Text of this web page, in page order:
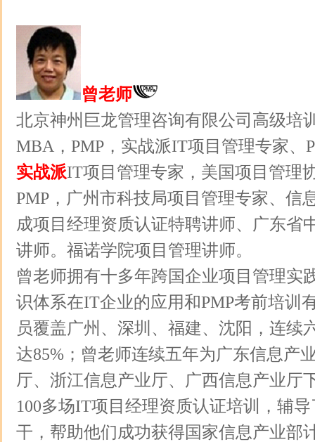
曾老师
北京神州巨龙管理咨询有限公司高级培
MBA，PMP，实战派IT项目管理专家、
实战派IT项目管理专家，美国项目管理
PMP，广州市科技局项目管理专家、信
成项目经理资质认证特聘讲师、广东省
讲师。福诺学院项目管理讲师。
曾老师拥有十多年跨国企业项目管理实
识体系在IT企业的应用和PMP考前培训
员覆盖广州、深圳、福建、沈阳，连续
达85%；曾老师连续五年为广东信息产
厅、浙江信息产业厅、广西信息产业厅
100多场IT项目经理资质认证培训，辅
干，帮助他们成功获得国家信息产业部